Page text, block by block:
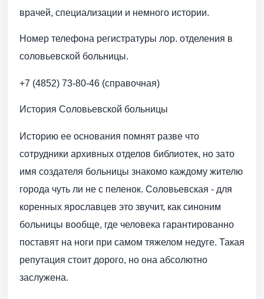
врачей, специализации и немного истории.
Номер телефона регистратуры лор. отделения в
соловьевской больницы.
+7 (4852) 73-80-46 (справочная)
История Соловьевской больницы
Историю ее основания помнят разве что
сотрудники архивных отделов библиотек, но зато
имя создателя больницы знакомо каждому жителю
города чуть ли не с пеленок. Соловьевская - для
коренных ярославцев это звучит, как синоним
больницы вообще, где человека гарантированно
поставят на ноги при самом тяжелом недуге. Такая
репутация стоит дорого, но она абсолютно
заслужена.